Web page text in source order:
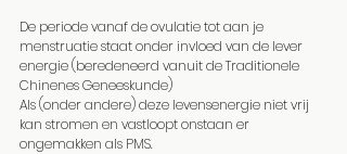
De periode vanaf de ovulatie tot aan je
menstruatie staat onder invloed van de lever
energie (beredeneerd vanuit de Traditionele
Chinenes Geneeskunde)
Als (onder andere) deze levensenergie niet vrij
kan stromen en vastloopt onstaan er
ongemakken als PMS.